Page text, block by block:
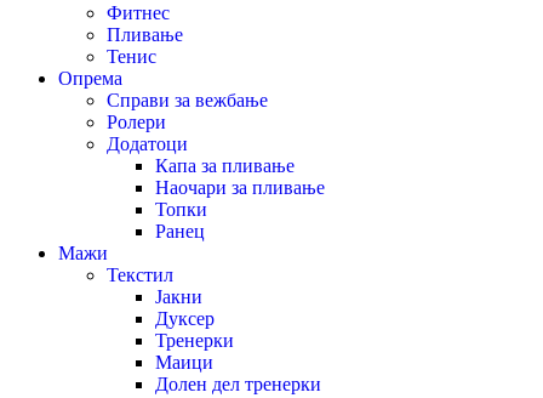
Фитнес
Пливање
Тенис
Опрема
Справи за вежбање
Ролери
Додатоци
Капа за пливање
Наочари за пливање
Топки
Ранец
Мажи
Текстил
Јакни
Дуксер
Тренерки
Маици
Долен дел тренерки